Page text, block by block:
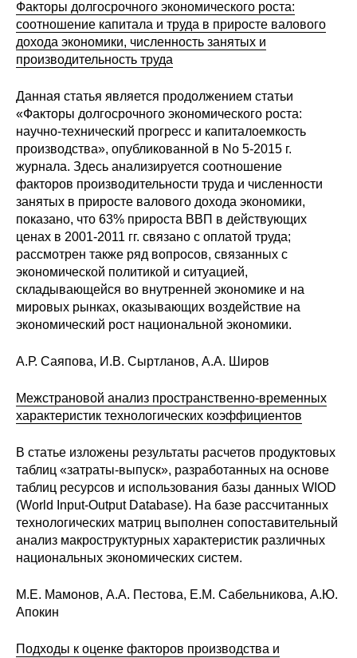
Редакционная этика
Информация для авторов
Стандарты оформления
Семинары
Энергетический семинар
Российско-французский семинар
ЦДУ
Отрасли и регионы
Inforum
Ученый совет
Материалы
О совете
Регулярные прогнозы
Квартальный прогноз
Факторы долгосрочного экономического роста:
соотношение капитала и труда в приросте валового
дохода экономики, численность занятых и
производительность труда
Данная статья является продолжением статьи
«Факторы долгосрочного экономического роста:
научно-технический прогресс и капиталоемкость
производства», опубликованной в No 5-2015 г.
журнала. Здесь анализируется соотношение
факторов производительности труда и численности
занятых в приросте валового дохода экономики,
показано, что 63% прироста ВВП в действующих
ценах в 2001-2011 гг. связано с оплатой труда;
рассмотрен также ряд вопросов, связанных с
экономической политикой и ситуацией,
складывающейся во внутренней экономике и на
мировых рынках, оказывающих воздействие на
экономический рост национальной экономики.
А.Р. Саяпова, И.В. Сыртланов, А.А. Широв
Межстрановой анализ пространственно-временных
характеристик технологических коэффициентов
В статье изложены результаты расчетов продуктовых
таблиц «затраты-выпуск», разработанных на основе
таблиц ресурсов и использования базы данных WIOD
(World Input-Output Database). На базе рассчитанных
технологических матриц выполнен сопоставительный
анализ макроструктурных характеристик различных
национальных экономических систем.
М.Е. Мамонов, А.А. Пестова, Е.М. Сабельникова, А.Ю.
Апокин
Подходы к оценке факторов производства и